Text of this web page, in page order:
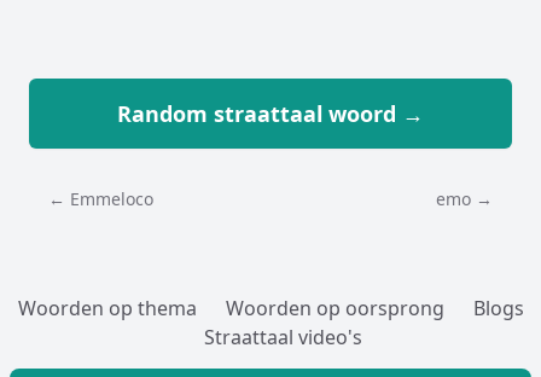
Random straattaal woord →
← Emmeloco emo →
Woorden op thema Woorden op oorsprong
Blogs
Straattaal video's